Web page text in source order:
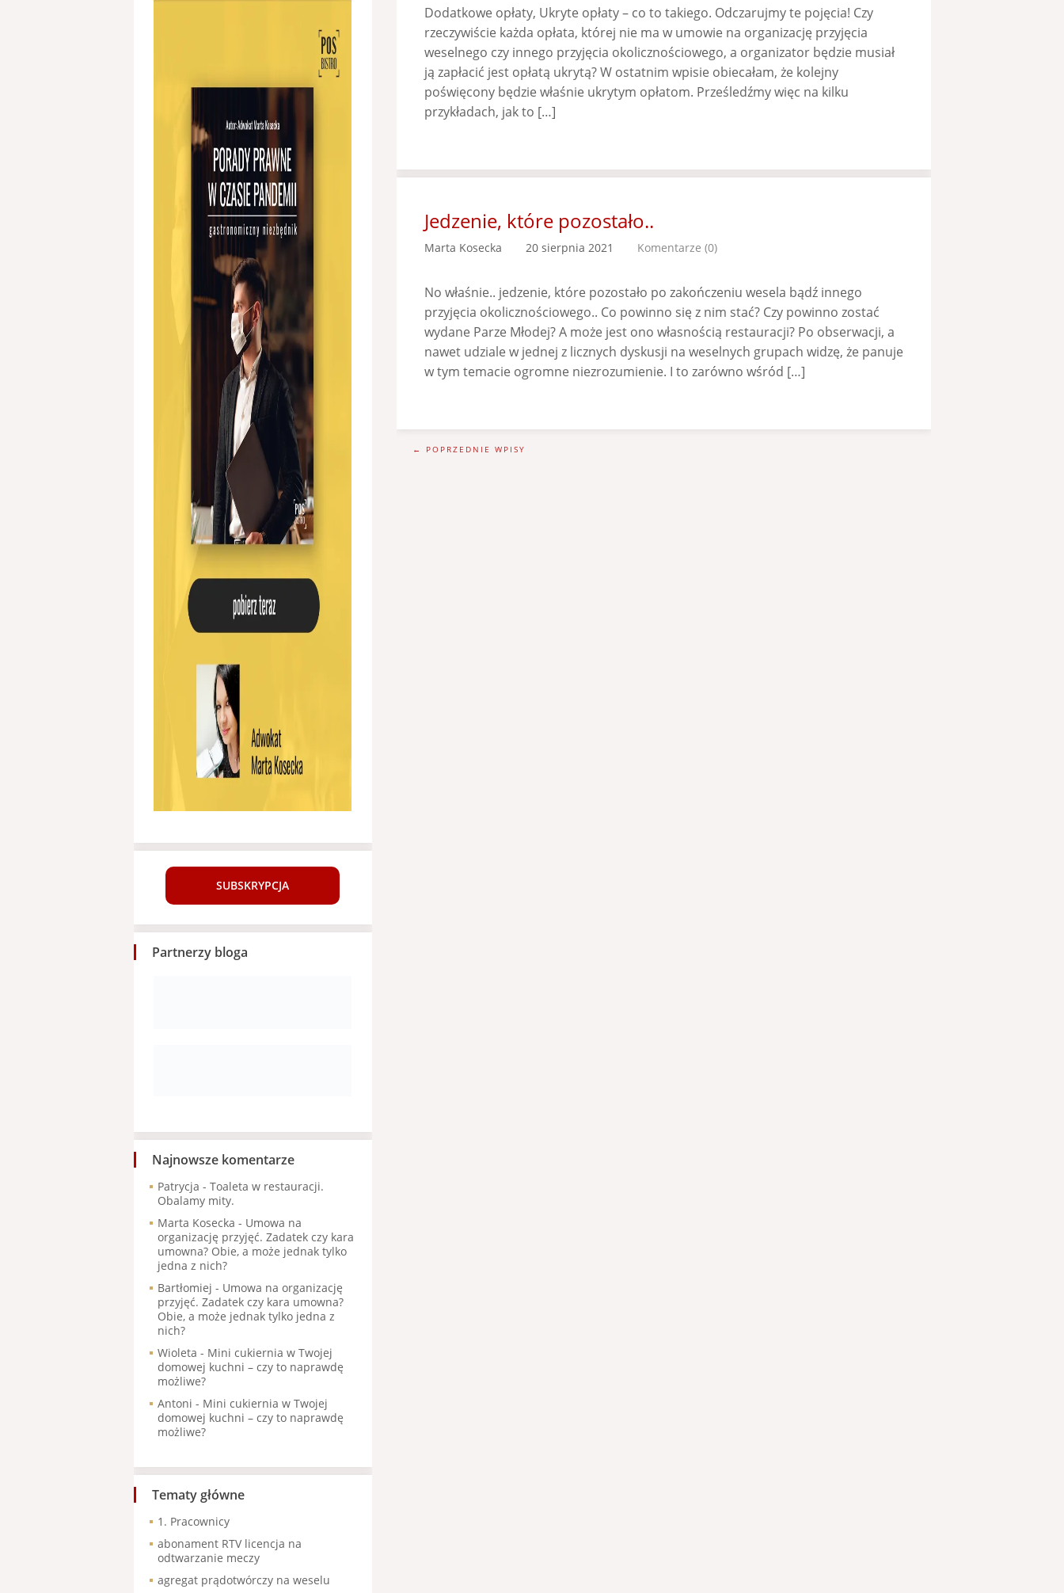
Dodatkowe opłaty, Ukryte opłaty – co to takiego. Odczarujmy te pojęcia! Czy
rzeczywiście każda opłata, której nie ma w umowie na organizację przyjęcia
weselnego czy innego przyjęcia okolicznościowego, a organizator będzie musiał
ją zapłacić jest opłatą ukrytą? W ostatnim wpisie obiecałam, że kolejny
poświęcony będzie właśnie ukrytym opłatom. Prześledźmy więc na kilku
przykładach, jak to […]
Jedzenie, które pozostało..
Marta Kosecka 20 sierpnia 2021 Komentarze (0)
No właśnie.. jedzenie, które pozostało po zakończeniu wesela bądź innego
przyjęcia okolicznościowego.. Co powinno się z nim stać? Czy powinno zostać
wydane Parze Młodej? A może jest ono własnością restauracji? Po obserwacji, a
nawet udziale w jednej z licznych dyskusji na weselnych grupach widzę, że panuje
w tym temacie ogromne niezrozumienie. I to zarówno wśród […]
← POPRZEDNIE WPISY
SUBSKRYPCJA
Partnerzy bloga
Najnowsze komentarze
Patrycja - Toaleta w restauracji.
Obalamy mity.
Marta Kosecka - Umowa na
organizację przyjęć. Zadatek czy kara
umowna? Obie, a może jednak tylko
jedna z nich?
Bartłomiej - Umowa na organizację
przyjęć. Zadatek czy kara umowna?
Obie, a może jednak tylko jedna z
nich?
Wioleta - Mini cukiernia w Twojej
domowej kuchni – czy to naprawdę
możliwe?
Antoni - Mini cukiernia w Twojej
domowej kuchni – czy to naprawdę
możliwe?
Tematy główne
1. Pracownicy
abonament RTV licencja na
odtwarzanie meczy
agregat prądotwórczy na weselu